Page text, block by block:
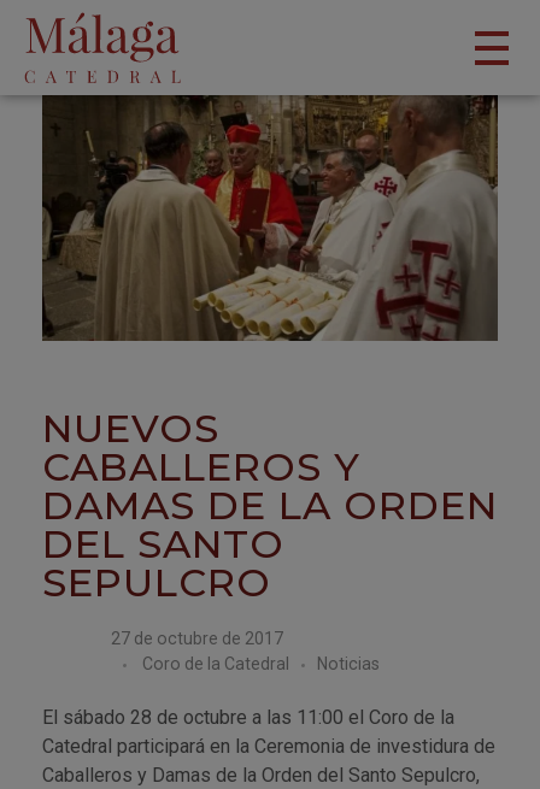
NUEVOS
CABALLEROS Y
DAMAS DE LA ORDEN
DEL SANTO
SEPULCRO
27 de octubre de 2017
Coro de la Catedral
Noticias
El sábado 28 de octubre a las 11:00 el Coro de la
Catedral participará en la Ceremonia de investidura de
Caballeros y Damas de la Orden del Santo Sepulcro,